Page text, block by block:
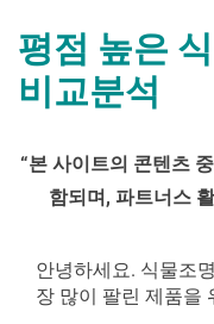
평점 높은
비교분석
on
점
높
물
조
“본 사이트의 콘텐츠
함되며, 파트너스
안녕하세요. 식물조
장 많이 팔린 제품을